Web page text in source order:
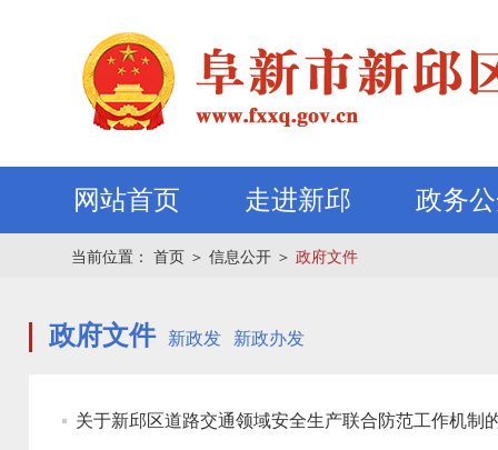
网站首页 走进新邱 政务
当前位置： 首页 ＞ 信息公开 ＞ 政府文件
政府文件 新政发 新政办发
关于新邱区道路交通领域安全生产联合防范工作机制